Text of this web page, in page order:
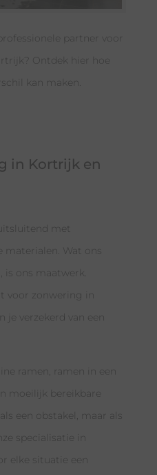
partner voor
Ontdek hier hoe
kan maken.
in Kortrijk en
met
Wat ons
is ons maatwerk.
voor zonwering in
verzekerd van een
ramen, ramen in een
moeilijk bereikbare
een obstakel, maar als
specialisatie in
elke situatie een